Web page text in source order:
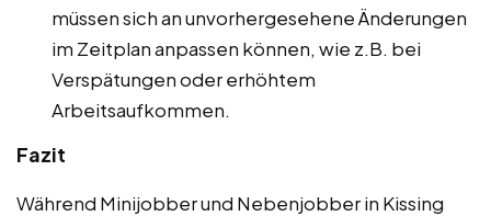
müssen sich an unvorhergesehene Änderungen
im Zeitplan anpassen können, wie z.B. bei
Verspätungen oder erhöhtem
Arbeitsaufkommen.
Fazit
Während Minijobber und Nebenjobber in Kissing